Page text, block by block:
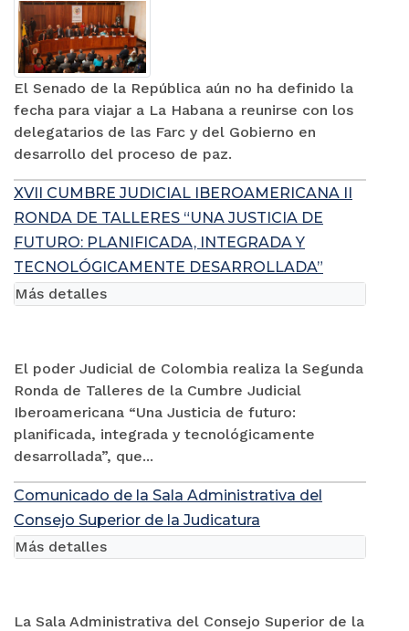
El Senado de la República aún no ha definido la
fecha para viajar a La Habana a reunirse con los
delegatarios de las Farc y del Gobierno en
desarrollo del proceso de paz.
XVII CUMBRE JUDICIAL IBEROAMERICANA II
RONDA DE TALLERES “UNA JUSTICIA DE
FUTURO: PLANIFICADA, INTEGRADA Y
TECNOLÓGICAMENTE DESARROLLADA”
El poder Judicial de Colombia realiza la Segunda
Ronda de Talleres de la Cumbre Judicial
Iberoamericana “Una Justicia de futuro:
planificada, integrada y tecnológicamente
desarrollada”, que...
Más detalles
Comunicado de la Sala Administrativa del
Consejo Superior de la Judicatura
La Sala Administrativa del Consejo Superior de la
Más detalles